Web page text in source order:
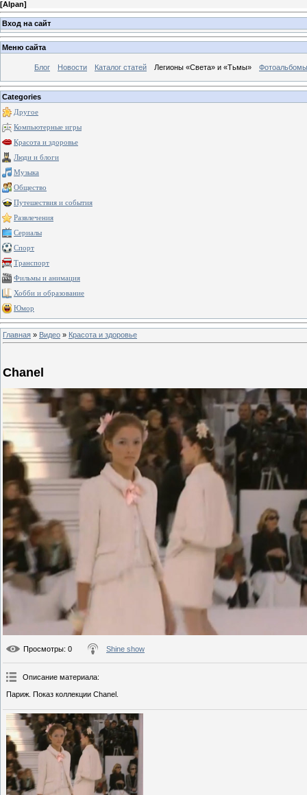
[Alpan]
Вход на сайт
Меню сайта
Блог Новости Каталог статей Легионы «Света» и «Тьмы» Фотоальбомы
Categories
Другое
Компьютерные игры
Красота и здоровье
Люди и блоги
Музыка
Общество
Путешествия и события
Развлечения
Сериалы
Спорт
Транспорт
Фильмы и анимация
Хобби и образование
Юмор
Главная » Видео » Красота и здоровье
Chanel
Просмотры: 0 Shine show
Описание материала:
Париж. Показ коллекции Chanel.